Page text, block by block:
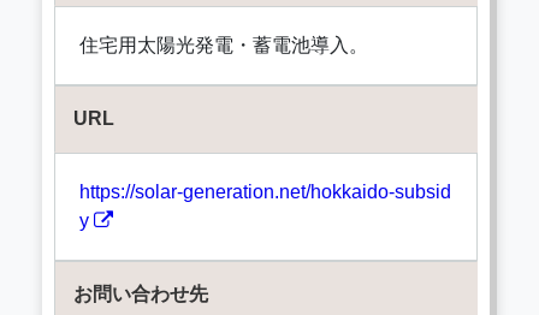
住宅用太陽光発電・蓄電池導入。
URL
https://solar-generation.net/hokkaido-subsid
y
お問い合わせ先